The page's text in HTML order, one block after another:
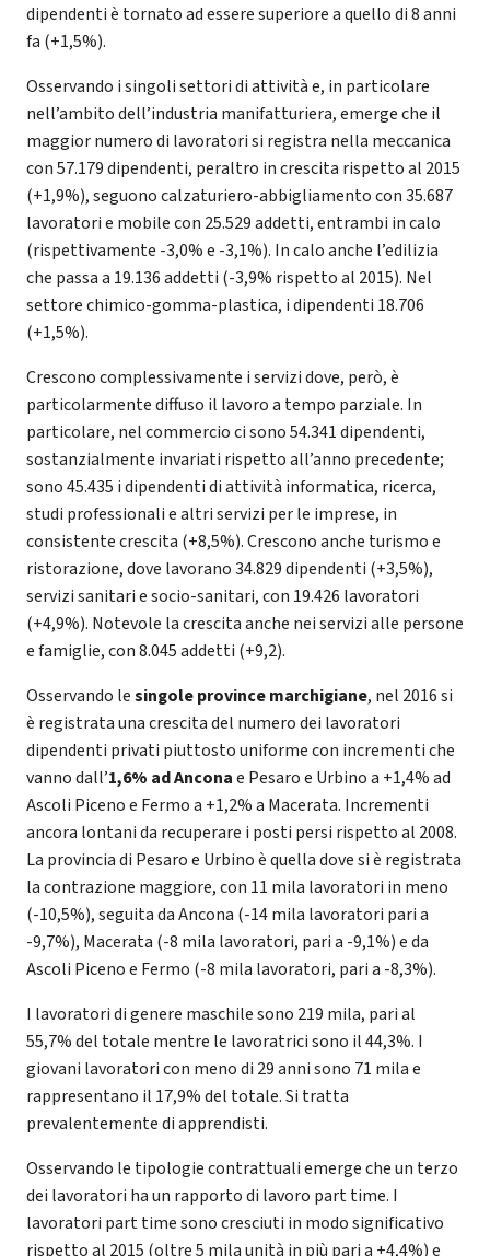
dipendenti è tornato ad essere superiore a quello di 8 anni
fa (+1,5%).
Osservando i singoli settori di attività e, in particolare
nell’ambito dell’industria manifatturiera, emerge che il
maggior numero di lavoratori si registra nella meccanica
con 57.179 dipendenti, peraltro in crescita rispetto al 2015
(+1,9%), seguono calzaturiero-abbigliamento con 35.687
lavoratori e mobile con 25.529 addetti, entrambi in calo
(rispettivamente -3,0% e -3,1%). In calo anche l’edilizia
che passa a 19.136 addetti (-3,9% rispetto al 2015). Nel
settore chimico-gomma-plastica, i dipendenti 18.706
(+1,5%).
Crescono complessivamente i servizi dove, però, è
particolarmente diffuso il lavoro a tempo parziale. In
particolare, nel commercio ci sono 54.341 dipendenti,
sostanzialmente invariati rispetto all’anno precedente;
sono 45.435 i dipendenti di attività informatica, ricerca,
studi professionali e altri servizi per le imprese, in
consistente crescita (+8,5%). Crescono anche turismo e
ristorazione, dove lavorano 34.829 dipendenti (+3,5%),
servizi sanitari e socio-sanitari, con 19.426 lavoratori
(+4,9%). Notevole la crescita anche nei servizi alle persone
e famiglie, con 8.045 addetti (+9,2).
Osservando lesingole province marchigiane, nel 2016 si
è registrata una crescita del numero dei lavoratori
dipendenti privati piuttosto uniforme con incrementi che
vanno dall’1,6% ad Anconae Pesaro e Urbino a +1,4% ad
Ascoli Piceno e Fermo a +1,2% a Macerata. Incrementi
ancora lontani da recuperare i posti persi rispetto al 2008.
La provincia di Pesaro e Urbino è quella dove si è registrata
la contrazione maggiore, con 11 mila lavoratori in meno
(-10,5%), seguita da Ancona (-14 mila lavoratori pari a
-9,7%), Macerata (-8 mila lavoratori, pari a -9,1%) e da
Ascoli Piceno e Fermo (-8 mila lavoratori, pari a -8,3%).
I lavoratori di genere maschile sono 219 mila, pari al
55,7% del totale mentre le lavoratrici sono il 44,3%. I
giovani lavoratori con meno di 29 anni sono 71 mila e
rappresentano il 17,9% del totale. Si tratta
prevalentemente di apprendisti.
Osservando le tipologie contrattuali emerge che un terzo
dei lavoratori ha un rapporto di lavoro part time. I
lavoratori part time sono cresciuti in modo significativo
rispetto al 2015 (oltre 5 mila unità in più pari a +4,4%) e